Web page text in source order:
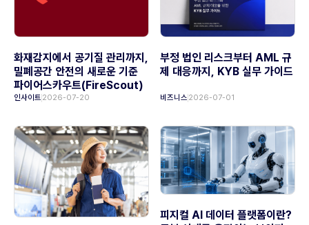
화재감지에서 공기질 관리까지,
밀폐공간 안전의 새로운 기준
파이어스카우트(FireScout)
인사이트 2026-07-20
부정 법인 리스크부터 AML 규
제 대응까지, KYB 실무 가이드
비즈니스 2026-07-01
피지컬 AI 데이터 플랫폼이란?